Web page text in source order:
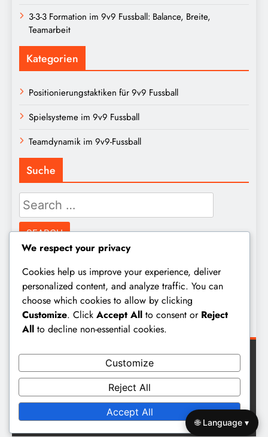
3-3-3 Formation im 9v9 Fussball: Balance, Breite,
Teamarbeit
Kategorien
Positionierungstaktiken für 9v9 Fussball
Spielsysteme im 9v9 Fussball
Teamdynamik im 9v9-Fussball
Suche
Search
for:
Archiv
February 2026
January 2026
Digital Newspaper - Multipurpose News WordPress Theme
2026. Powered ByBlazeThemes.
We respect your privacy
Cookies help us improve your experience, deliver
personalized content, and analyze traffic. You can
choose which cookies to allow by clicking
Customize. Click Accept All to consent or Reject
All to decline non-essential cookies.
Customize
Reject All
Accept All
🌐 Language ▾